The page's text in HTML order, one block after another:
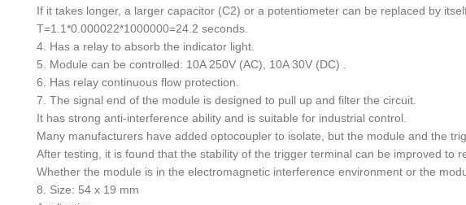
If it takes longer, a larger capacitor (C2) or a potentiometer can be replaced by
T=1.1*0.000022*1000000=24.2 seconds.
4. Has a relay to absorb the indicator light.
5. Module can be controlled: 10A 250V (AC), 10A 30V (DC) .
6. Has relay continuous flow protection.
7. The signal end of the module is designed to pull up and filter the circuit.
It has strong anti-interference ability and is suitable for industrial control.
Many manufacturers have added optocoupler to isolate, but the module and the
After testing, it is found that the stability of the trigger terminal can be improved to
Whether the module is in the electromagnetic interference environment or the
8. Size: 54 x 19 mm